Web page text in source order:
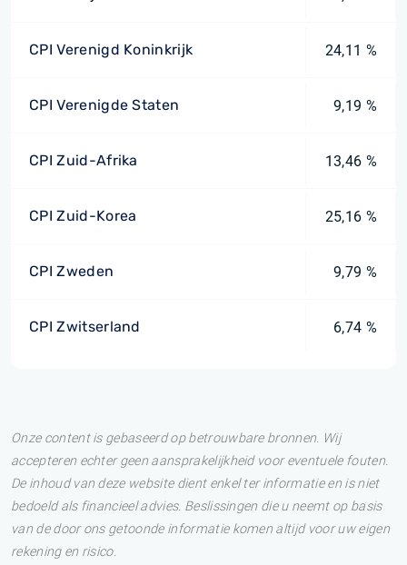
CPI Verenigd Koninkrijk 24,11 %
CPI Verenigde Staten 9,19 %
CPI Zuid-Afrika 13,46 %
CPI Zuid-Korea 25,16 %
CPI Zweden 9,79 %
CPI Zwitserland 6,74 %
Onze content is gebaseerd op betrouwbare bronnen. Wij
accepteren echter geen aansprakelijkheid voor eventuele fouten.
De inhoud van deze website dient enkel ter informatie en is niet
bedoeld als financieel advies. Beslissingen die u neemt op basis
van de door ons getoonde informatie komen altijd voor uw eigen
rekening en risico.